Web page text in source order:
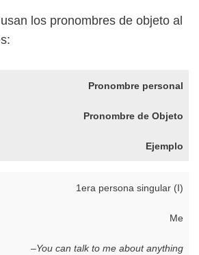
los pronombres de objeto al
Pronombre personal
Pronombre de Objeto
Ejemplo
1era persona singular (I)
Me
–You can talk to me about anything